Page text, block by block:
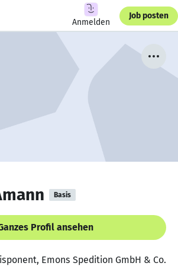
Anmelden
Job posten
Basis
Profil ansehen
Emons Spedition GmbH & Co.